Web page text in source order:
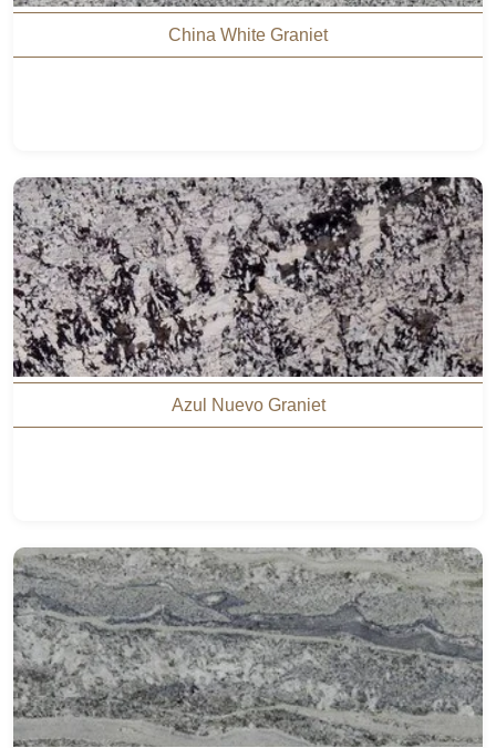
China White Graniet
Azul Nuevo Graniet